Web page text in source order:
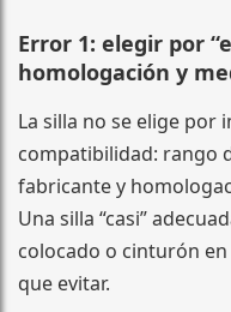
Error 1: elegir por
homologación y
La silla no se elige por
compatibilidad: rango
fabricante y
Una silla “casi”
colocado o cinturón
que evitar.